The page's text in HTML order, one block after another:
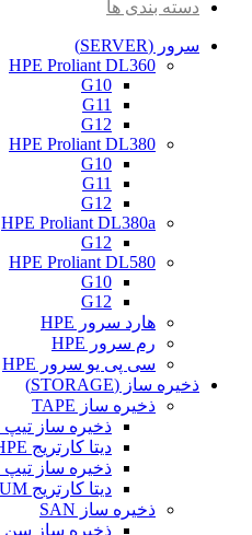
دسته بندی ها
سرور (SERVER)
HPE Proliant DL360
G10
G11
G12
HPE Proliant DL380
G10
G11
G12
HPE Proliant DL380a
G12
HPE Proliant DL580
G10
G12
هارد سرور HPE
رم سرور HPE
سی پی یو سرور HPE
ذخیره ساز (STORAGE)
ذخیره ساز TAPE
ذخیره ساز تیپ HPE
دیتا کارتریج HPE
ذخیره ساز تیپ QUANTUM
دیتا کارتریج QUANTUM
ذخیره ساز SAN
ذخیره ساز سن HPE